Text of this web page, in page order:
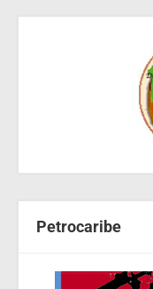
Petrocaribe